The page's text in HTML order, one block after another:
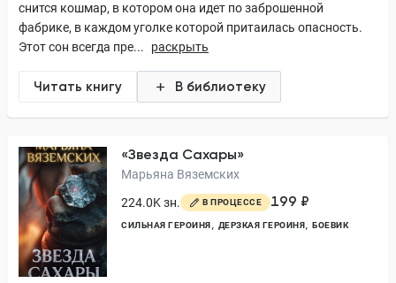
снится кошмар, в котором она идет по заброшенной
фабрике, в каждом уголке которой притаилась опасность.
Этот сон всегда пре...
раскрыть
Читать книгу В библиотеку
«Звезда Сахары»
Марьяна Вяземских
224.0K зн.
В ПРОЦЕССЕ 199 ₽
СИЛЬНАЯ ГЕРОИНЯ ДЕРЗКАЯ ГЕРОИНЯ БОЕВИК